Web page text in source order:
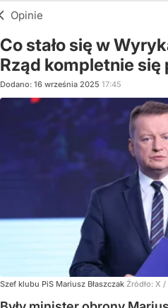
Opinie
Co stało się w
Rząd kompletnie się
Dodano: 16 września 2025 17:45
Szef klubu PiS Mariusz Błaszczak Źródło: X /